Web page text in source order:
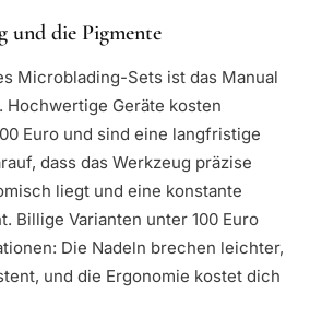
und die Pigmente
Microblading-Sets ist das Manual
Hochwertige Geräte kosten
Euro und sind eine langfristige
dass das Werkzeug präzise
liegt und eine konstante
Billige Varianten unter 100 Euro
Die Nadeln brechen leichter,
und die Ergonomie kostet dich